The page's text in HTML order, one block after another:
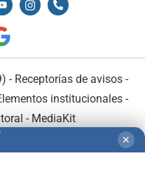
- Receptorías de avisos -
institucionales-
- MediaKit
✕